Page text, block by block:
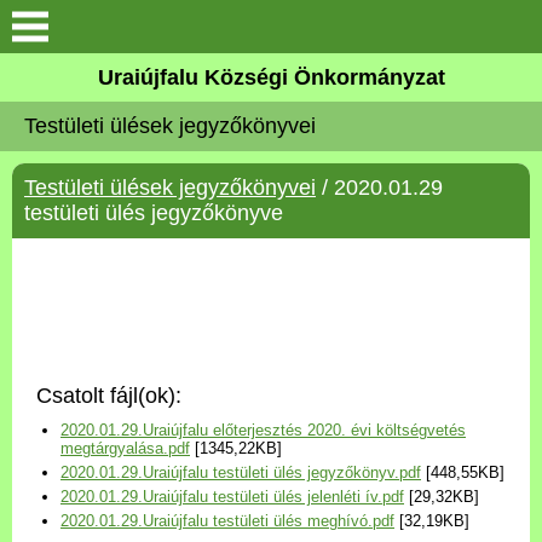
Köszöntő
Elérhetőségek
Uraiújfalu
Választási információk
Versenyképes Járások
Program
Uraiújfalu Községi Önkormányzat
Testületi ülések jegyzőkönyvei
Testületi ülések jegyzőkönyvei / 2020.01.29
testületi ülés jegyzőkönyve
Csatolt fájl(ok):
2020.01.29.Uraiújfalu előterjesztés 2020. évi költségvetés
megtárgyalása.pdf [1345,22KB]
2020.01.29.Uraiújfalu testületi ülés jegyzőkönyv.pdf [448,55KB]
2020.01.29.Uraiújfalu testületi ülés jelenléti ív.pdf [29,32KB]
2020.01.29.Uraiújfalu testületi ülés meghívó.pdf [32,19KB]